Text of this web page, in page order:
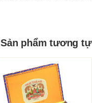
Sản phẩm tương tự